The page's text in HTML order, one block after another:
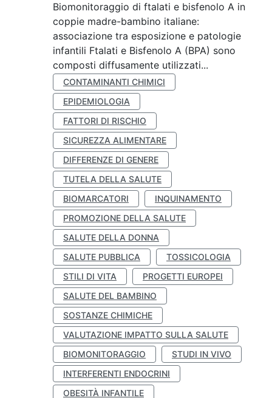
Biomonitoraggio di ftalati e bisfenolo A in
coppie madre-bambino italiane:
associazione tra esposizione e patologie
infantili Ftalati e Bisfenolo A (BPA) sono
composti diffusamente utilizzati...
CONTAMINANTI CHIMICI
EPIDEMIOLOGIA
FATTORI DI RISCHIO
SICUREZZA ALIMENTARE
DIFFERENZE DI GENERE
TUTELA DELLA SALUTE
BIOMARCATORI
INQUINAMENTO
PROMOZIONE DELLA SALUTE
SALUTE DELLA DONNA
SALUTE PUBBLICA
TOSSICOLOGIA
STILI DI VITA
PROGETTI EUROPEI
SALUTE DEL BAMBINO
SOSTANZE CHIMICHE
VALUTAZIONE IMPATTO SULLA SALUTE
BIOMONITORAGGIO
STUDI IN VIVO
INTERFERENTI ENDOCRINI
OBESITÀ INFANTILE